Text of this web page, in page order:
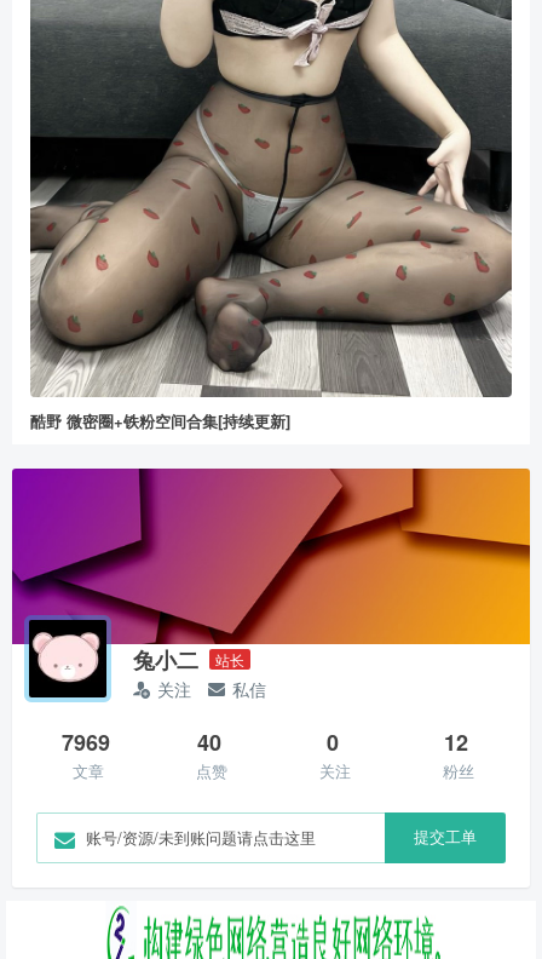
酷野 微密圈+铁粉空间合集[持续更新]
兔小二 站长
关注 私信
7969
文章
40
点赞
0
关注
12
粉丝
账号/资源/未到账问题请点击这里 提交工单